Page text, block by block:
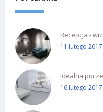
Recepcja -
11 lutego 2017
Idealna
16 lutego 2017